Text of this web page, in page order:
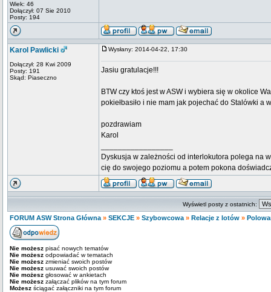
Wiek: 46
Dołączył: 07 Sie 2010
Posty: 194
Karol Pawlicki
Dołączył: 28 Kwi 2009
Posty: 191
Skąd: Piaseczno
Wysłany: 2014-04-22, 17:30
Jasiu gratulacje!!!
BTW czy ktoś jest w ASW i wybiera się w okolice
pokiełbasiło i nie mam jak pojechać do Stalówki a
pozdrawiam
Karol
Dyskusja w zależności od interlokutora polega na
cię do swojego poziomu a potem pokona
Wyświetl posty z ostatnich:
FORUM ASW Strona Główna » SEKCJE » Szybowcowa » Relacje z lotów »
Nie możesz pisać nowych tematów
Nie możesz odpowiadać w tematach
Nie możesz zmieniać swoich postów
Nie możesz usuwać swoich postów
Nie możesz głosować w ankietach
Nie możesz załączać plików na tym forum
Możesz ściągać załączniki na tym forum